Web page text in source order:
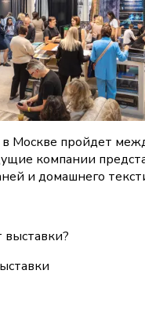
в Москве пройдет
компании
и домашнего